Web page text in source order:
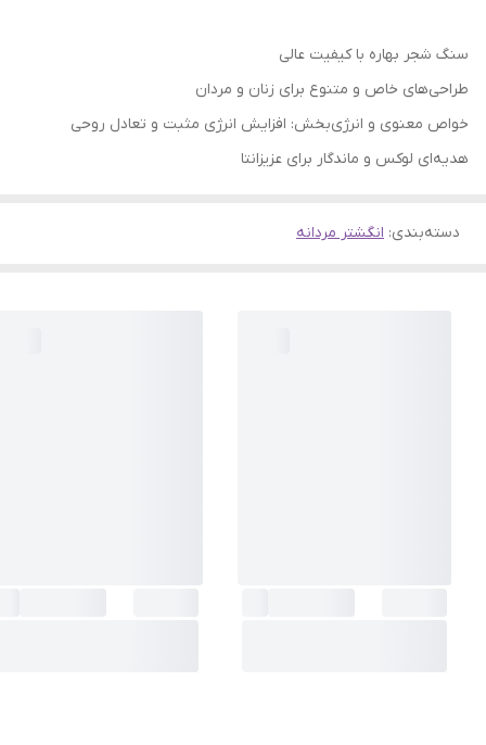
سنگ شجر بهاره با کیفیت عالی
طراحی‌های خاص و متنوع برای زنان و مردان
خواص معنوی و انرژی‌بخش: افزایش انرژی مثبت و تعادل روحی
هدیه‌ای لوکس و ماندگار برای عزیزانتا
دسته‌بندی: انگشتر مردانه